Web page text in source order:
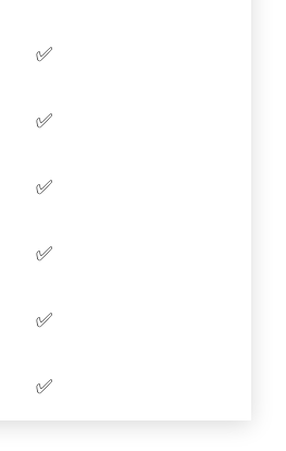
✅
✅
✅
✅
✅
✅